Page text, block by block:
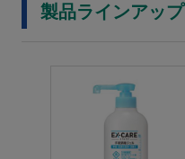
製品ラインアップ